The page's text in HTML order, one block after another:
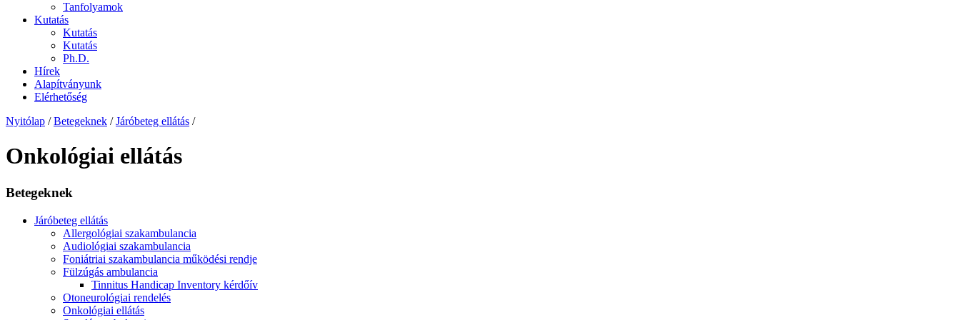
Tanfolyamok
Kutatás
Kutatás
Kutatás
Ph.D.
Hírek
Alapítványunk
Elérhetőség
Nyitólap / Betegeknek / Járóbeteg ellátás /
Onkológiai ellátás
Betegeknek
Járóbeteg ellátás
Allergológiai szakambulancia
Audiológiai szakambulancia
Foniátriai szakambulancia működési rendje
Fülzúgás ambulancia
Tinnitus Handicap Inventory kérdőív
Otoneurológiai rendelés
Onkológiai ellátás